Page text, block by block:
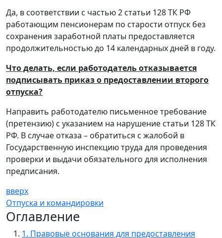
Да, в соответствии с частью 2 статьи 128 ТК РФ
работающим пенсионерам по старости отпуск без
сохранения заработной платы предоставляется
продолжительностью до 14 календарных дней в году.
Что делать, если работодатель отказывается
подписывать приказ о предоставлении второго
отпуска?
Направить работодателю письменное требование
(претензию) с указанием на нарушение статьи 128 ТК
РФ. В случае отказа – обратиться с жалобой в
Государственную инспекцию труда для проведения
проверки и выдачи обязательного для исполнения
предписания.
вверх
Отпуска и командировки
Оглавление
1. Правовые основания для предоставления